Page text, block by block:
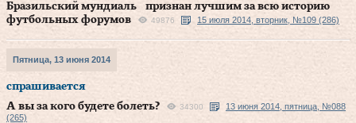
Бразильский мундиаль признан лучшим за всю историю
футбольных форумов
49876 15 июля 2014, вторник, №109 (286)
Пятница, 13 июня 2014
спрашивается
А вы за кого будете болеть?
34300
13 июня 2014, пятница, №088
(265)